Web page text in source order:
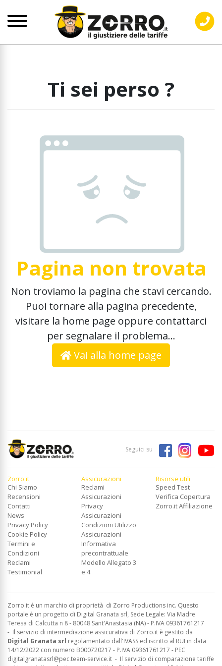
Ti sei perso ?
Pagina non trovata
Non troviamo la pagina che stavi cercando.
Puoi tornare alla pagina precedente,
visitare la home page oppure contattarci
per segnalare il problema...
Vai alla home page
Seguici su
Zorro.it
Chi Siamo
Recensioni
Contatti
News
Privacy Policy
Cookie Policy
Termini e
Condizioni
Reclami
Testimonial
Assicurazioni
Reclami
Assicurazioni
Privacy
Assicurazioni
Condizioni Utilizzo
Assicurazioni
Informativa
precontrattuale
Modello Allegato 3
e 4
Risorse utili
Speed Test
Verifica Copertura
Zorro.it Affiliazione
Zorro.it é un marchio di proprietà di Zorro Productions inc. Questo
portale è un progetto di Digital Granata srl, Sede Legale: Via Madre
Teresa di Calcutta n 8 - 80048 Sant'Anastasia (NA) - P.IVA 09361761217
- Il servizio di intermediazione assicurativa di Zorro.it è gestito da
Digital Granata srl regolamentato dall'IVASS ed iscritto al RUI in data
14/12/2022 con numero B000720217 - P.IVA 09361761217 - PEC
digitalgranatasrl@pec.team-service.it - Il servizio di comparazione tariffe